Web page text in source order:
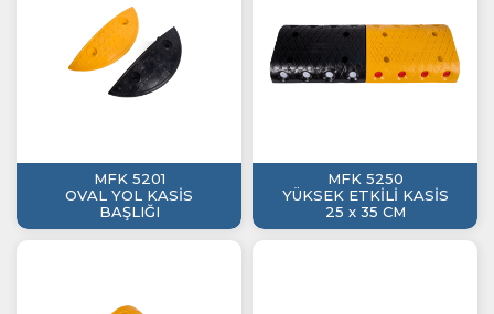
MFK 5201
OVAL YOL KASİS
BAŞLIĞI
MFK 5250
YÜKSEK ETKİLİ KASİS
25 x 35 CM